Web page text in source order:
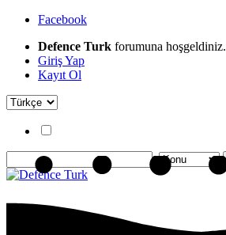
Facebook
Defence Turk forumuna hoşgeldiniz.
Giriş Yap
Kayıt Ol